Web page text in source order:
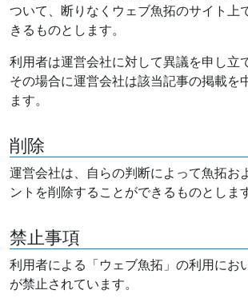
ついて、断りなくウェブ魚拓のサイト上
きるものとします。
利用者は運営会社に対して異議を申し立
その場合に運営会社は該当記事の掲載を
ます。
削除
運営会社は、自らの判断によって魚拓お
ントを削除することができるものとしま
禁止事項
利用者による「ウェブ魚拓」の利用にお
が禁止されています。